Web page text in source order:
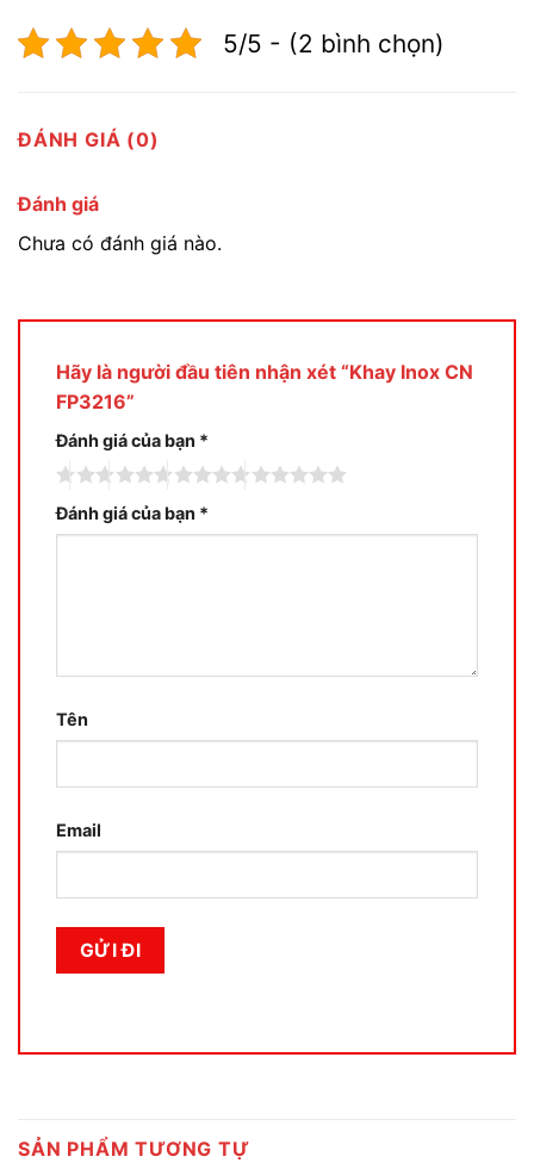
5/5 - (2 bình chọn)
ĐÁNH GIÁ (0)
Đánh giá
Chưa có đánh giá nào.
Hãy là người đầu tiên nhận xét “Khay Inox CN
FP3216”
Đánh giá của bạn *
Đánh giá của bạn *
Tên
Email
SẢN PHẨM TƯƠNG TỰ